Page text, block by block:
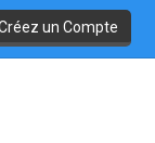
un Compte